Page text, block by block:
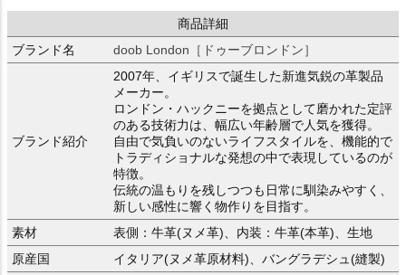
商品詳細
ブランド名
doob London［ドゥーブロンドン］
ブランド紹介
2007年、イギリスで誕生した新進気鋭の革製品
メーカー。
ロンドン・ハックニーを拠点として磨かれた定評
のある技術力は、幅広い年齢層で人気を獲得。
自由で気負いのないライフスタイルを、機能的で
トラディショナルな発想の中で表現しているのが
特徴。
伝統の温もりを残しつつも日常に馴染みやすく、
新しい感性に響く物作りを目指す。
素材
表側：牛革(ヌメ革)、内装：牛革(本革)、生地
原産国
イタリア(ヌメ革原材料)、バングラデシュ(縫製)